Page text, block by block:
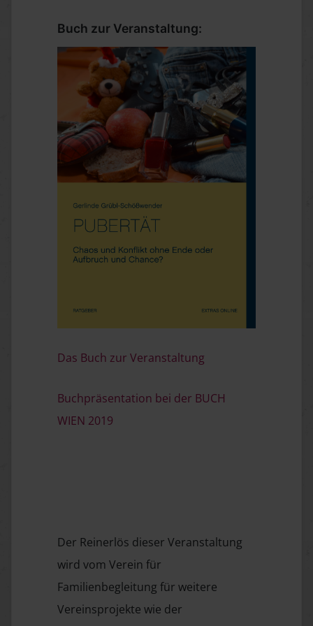
Buch zur Veranstaltung:
Das Buch zur Veranstaltung
Buchpräsentation bei der BUCH
WIEN 2019
Der Reinerlös dieser Veranstaltung
wird vom Verein für
Familienbegleitung für weitere
Vereinsprojekte wie der